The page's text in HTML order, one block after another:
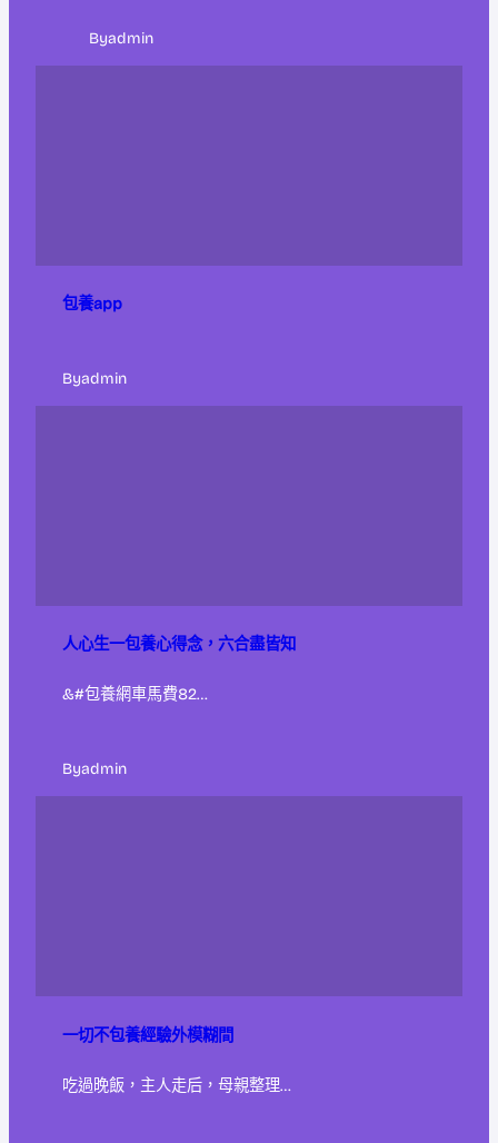
Byadmin
包養app
Byadmin
人心生一包養心得念，六合盡皆知
&#包養網車馬費82…
Byadmin
一切不包養經驗外模糊間
吃過晚飯，主人走后，母親整理…